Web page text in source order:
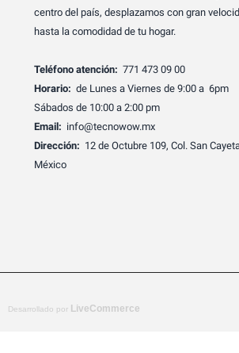
centro del país, desplazamos con gran
hasta la comodidad de tu hogar.
Teléfono atención: 771 473 09 00
Horario: de Lunes a Viernes de 9:00 a 6pm
Sábados de 10:00 a 2:00 pm
Email: info@tecnowow.mx
Dirección: 12 de Octubre 109, Col. San
México
Desarrollado por LiveCommerce